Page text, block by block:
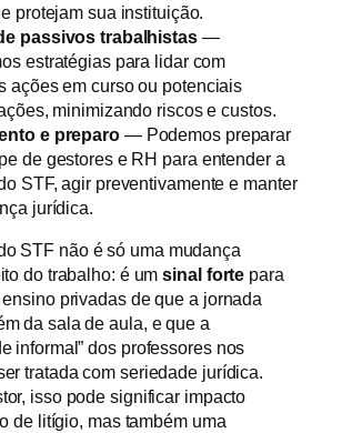
protejam sua instituição.
passivos trabalhistas—
estratégias para lidar com
ações em curso ou potenciais
minimizando riscos e custos.
e preparo— Podemos preparar
de gestores e RH para entender a
STF, agir preventivamente e manter
jurídica.
STF não é só uma mudança
do trabalho: é umsinal forte para
privadas de que a jornada
da sala de aula, e que a
informal” dos professores nos
tratada com seriedade jurídica.
isso pode significar impacto
de litígio, mas também uma